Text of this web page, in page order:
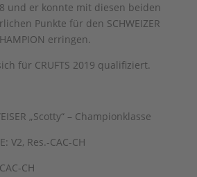
und er konnte mit diesen beiden
Punkte für den SCHWEIZER
erringen.
für CRUFTS 2019 qualifiziert.
„Scotty“ – Championklasse
V2, Res.-CAC-CH
CH